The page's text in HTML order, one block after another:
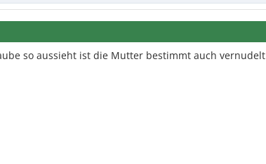
so aussieht ist die Mutter bestimmt auch vernudelt